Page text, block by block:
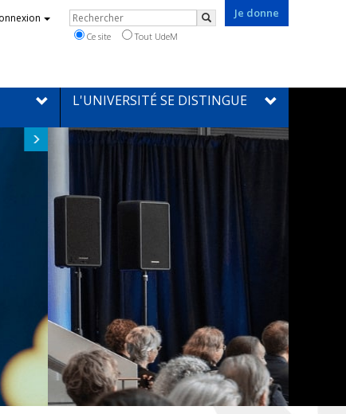
Je donne
Rechercher
Rechercher
Ce site Tout UdeM
L'UNIVERSITÉ SE DISTINGUE